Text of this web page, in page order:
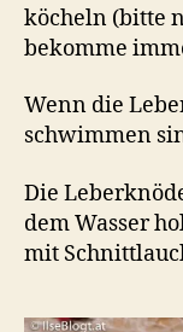
köcheln (bitte
bekomme
Wenn die
schwimmen
Die
dem Wasser
mit